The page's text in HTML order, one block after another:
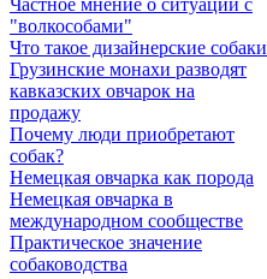
Частное мнение о ситуации с
"волкособами"
Что такое дизайнерские собаки
Грузинские монахи разводят
кавказских овчарок на
продажу
Почему люди приобретают
собак?
Немецкая овчарка как порода
Немецкая овчарка в
международном сообществе
Практическое значение
собаководства